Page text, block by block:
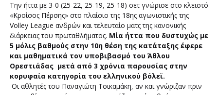
Την ήττα με 3-0 (25-22, 25-19, 25-18) σετ γνώρισε στο κλειστό
«Κροίσος Πέρσης» στο πλαίσιο της 18ης αγωνιστικής της
Volley League ανδρών και τελευταίο ματς της κανονικής
διάρκειας του πρωταθλήματος. Μία ήττα που δυστυχώς με
5 μόλις βαθμούς στην 10η θέση της κατάταξης έφερε
και μαθηματικά τον υποβιβασμό του Άθλου
Ορεστιάδας μετά από 3 χρόνια παρουσίας στην
κορυφαία κατηγορία του ελληνικού βόλεϊ.
Οι αθλητές του Παναγιώτη Τσικαμάκη, αν και γνώριζαν πριν